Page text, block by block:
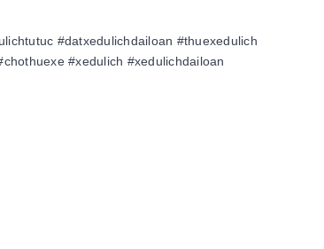
#datxedulichdailoan #thuexedulich
#xedulich #xedulichdailoan